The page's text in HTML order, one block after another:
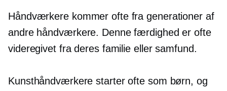
Håndværkere kommer ofte fra generationer af
andre håndværkere. Denne færdighed er ofte
videregivet fra deres familie eller samfund.
Kunsthåndværkere starter ofte som børn, og